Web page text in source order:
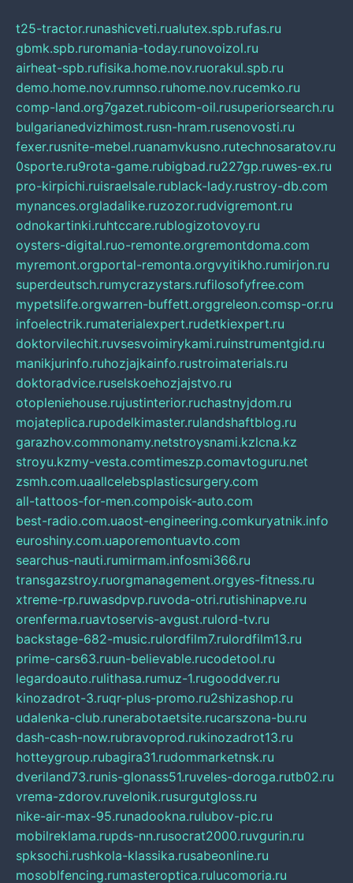
t25-tractor.runashicveti.rualutex.spb.rufas.ru
gbmk.spb.ruromania-today.runovoizol.ru
airheat-spb.rufisika.home.nov.ruorakul.spb.ru
demo.home.nov.rumnso.ruhome.nov.rucemko.ru
comp-land.org7gazet.rubicom-oil.rusuperiorsearch.ru
bulgarianedvizhimost.rusn-hram.rusenovosti.ru
fexer.rusnite-mebel.ruanamvkusno.rutechnosaratov.ru
0sporte.ru9rota-game.rubigbad.ru227gp.ruwes-ex.ru
pro-kirpichi.ruisraelsale.rublack-lady.rustroy-db.com
mynances.orgladalike.ruzozor.rudvigremont.ru
odnokartinki.ruhtccare.rublogizotovoy.ru
oysters-digital.ruo-remonte.orgremontdoma.com
myremont.orgportal-remonta.orgvyitikho.rumirjon.ru
superdeutsch.rumycrazystars.rufilosofyfree.com
mypetslife.orgwarren-buffett.orggreleon.comsp-or.ru
infoelectrik.rumaterialexpert.rudetkiexpert.ru
doktorvilechit.ruvsesvoimirykami.ruinstrumentgid.ru
manikjurinfo.ruhozjajkainfo.rustroimaterials.ru
doktoradvice.ruselskoehozjajstvo.ru
otopleniehouse.rujustinterior.ruchastnyjdom.ru
mojateplica.rupodelkimaster.rulandshaftblog.ru
garazhov.commonamy.netstroysnami.kzlcna.kz
stroyu.kzmy-vesta.comtimeszp.comavtoguru.net
zsmh.com.uaallcelebsplasticsurgery.com
all-tattoos-for-men.compoisk-auto.com
best-radio.com.uaost-engineering.comkuryatnik.info
euroshiny.com.uaporemontuavto.com
searchus-nauti.rumirmam.infosmi366.ru
transgazstroy.ruorgmanagement.orgyes-fitness.ru
xtreme-rp.ruwasdpvp.ruvoda-otri.rutishinapve.ru
orenferma.ruavtoservis-avgust.rulord-tv.ru
backstage-682-music.rulordfilm7.rulordfilm13.ru
prime-cars63.ruun-believable.rucodetool.ru
legardoauto.rulithasa.rumuz-1.rugooddver.ru
kinozadrot-3.ruqr-plus-promo.ru2shizashop.ru
udalenka-club.runerabotaetsite.rucarszona-bu.ru
dash-cash-now.rubravoprod.rukinozadrot13.ru
hotteygroup.rubagira31.rudommarketnsk.ru
dveriland73.runis-glonass51.ruveles-doroga.rutb02.ru
vrema-zdorov.ruvelonik.rusurgutgloss.ru
nike-air-max-95.runadookna.rulubov-pic.ru
mobilreklama.rupds-nn.rusocrat2000.ruvgurin.ru
spksochi.rushkola-klassika.rusabeonline.ru
mosoblfencing.rumasteroptica.rulucomoria.ru